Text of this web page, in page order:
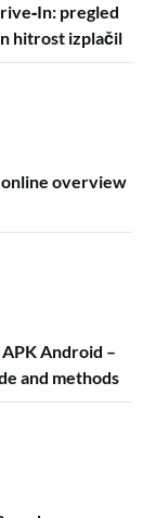
pregled
hitrost izplačil
online overview
Android –
and methods